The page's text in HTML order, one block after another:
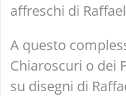
affreschi di
A questo
Chiaroscuri o dei
su disegni di